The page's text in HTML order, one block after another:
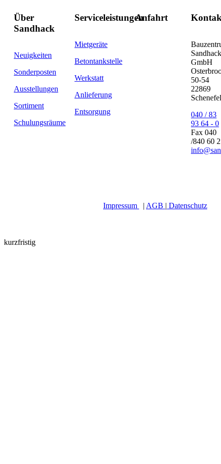
Über
Sandhack
Neuigkeiten
Sonderposten
Ausstellungen
Sortiment
Schulungsräume
Serviceleistungen
Mietgeräte
Betontankstelle
Werkstatt
Anlieferung
Entsorgung
Anfahrt
Sandhack
GmbH
50-54
22869
040 / 83
93 64 - 0
Fax 040
/840 60
Impressum | AGB | Datenschutz
kurzfristig